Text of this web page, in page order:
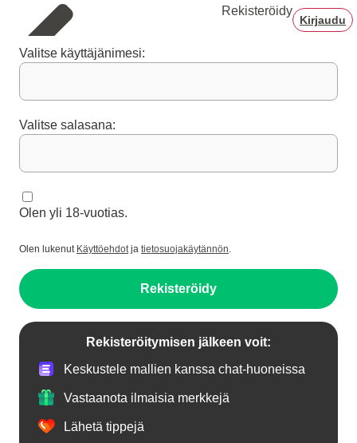
Rekisteröidy
Kirjaudu
Valitse käyttäjänimesi:
Valitse salasana:
Olen yli 18-vuotias.
Olen lukenut Käyttöehdotja tietosuojakäytännön.
Rekisteröidy
Rekisteröitymisen jälkeen voit:
Keskustele mallien kanssa chat-huoneissa
Vastaanota ilmaisia merkkejä
Lähetä tippejä